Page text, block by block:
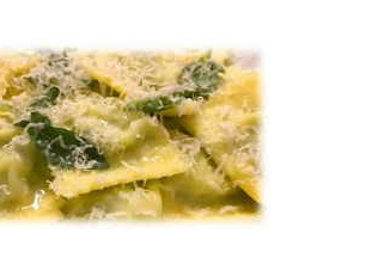
Pavese nel
e nel bicchiere
WEEKEND GOLOSO DI SABATO 22
23 MARZO 2025 I classici della
l’Oltrepò Pavese nel piatto e nel
bicchiere